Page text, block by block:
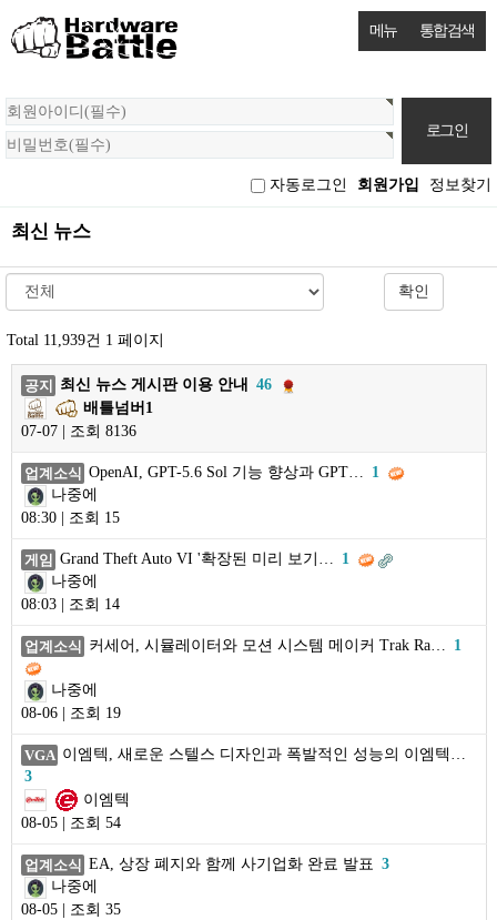
메뉴 통합검색
회
원
로
자동로그인 회원가입 정보찾기
최신 뉴스
확인
Total 11,939건 1 페이지
공지 최신 뉴스 게시판 이용 안내
46
배틀넘버1
07-07 | 조회 8136
업계소식 OpenAI, GPT-5.6 Sol 기능 향상과 GPT… 1
나중에
08:30 | 조회 15
게임 Grand Theft Auto VI '확장된 미리 보기… 1
나중에
08:03 | 조회 14
업계소식 커세어, 시뮬레이터와 모션 시스템 메이커 Trak Ra… 1
나중에
08-06 | 조회 19
VGA 이엠텍, 새로운 스텔스 디자인과 폭발적인 성능의 이엠텍…
3
이엠텍
08-05 | 조회 54
업계소식 EA, 상장 폐지와 함께 사기업화 완료 발표 3
나중에
08-05 | 조회 35